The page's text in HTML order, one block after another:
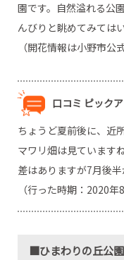
園です。自然溢れる公
んびりと眺めてみては
（開花情報は小野市公
口コミ ピック
ちょうど夏前後に、近
マワリ畑は見ています
差はありますが7月後
（行った時期：2020年8
■ひまわりの丘公園